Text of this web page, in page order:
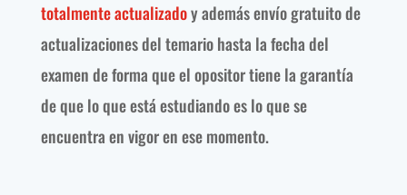
totalmente actualizadoy además envío gratuito de
actualizaciones del temario hasta la fecha del
examen de forma que el opositor tiene la garantía
de que lo que está estudiando es lo que se
encuentra en vigor en ese momento.